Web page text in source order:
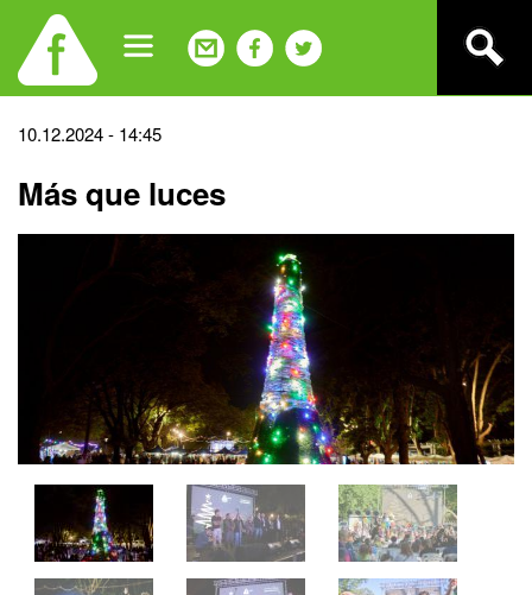
navigation
Back
top
10.12.2024 - 14:45
Más que luces